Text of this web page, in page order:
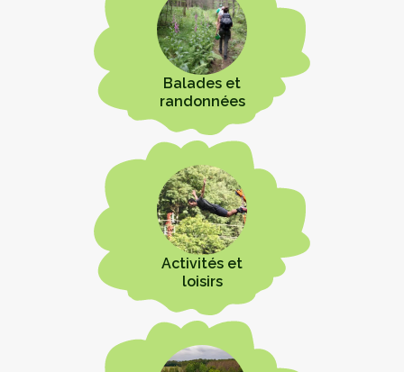
Balades et
randonnées
Activités et
loisirs